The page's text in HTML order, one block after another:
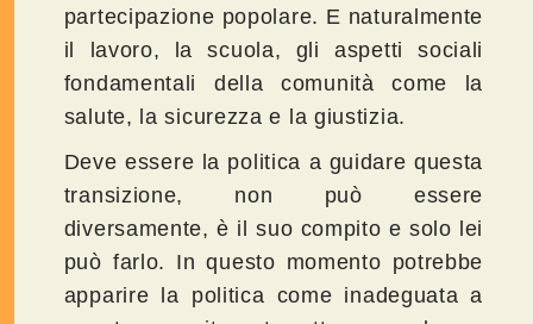
partecipazione popolare. E naturalmente
il lavoro, la scuola, gli aspetti sociali
fondamentali della comunità come la
salute, la sicurezza e la giustizia.
Deve essere la politica a guidare questa
transizione, non può essere
diversamente, è il suo compito e solo lei
può farlo. In questo momento potrebbe
apparire la politica come inadeguata a